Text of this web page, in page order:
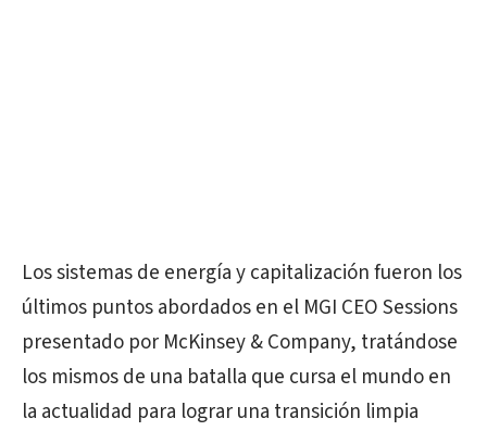
Los sistemas de energía y capitalización fueron los
últimos puntos abordados en el MGI CEO Sessions
presentado por McKinsey & Company, tratándose
los mismos de una batalla que cursa el mundo en
la actualidad para lograr una transición limpia